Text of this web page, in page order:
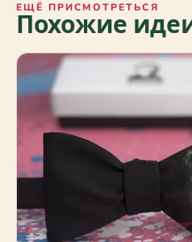
ЕЩЁ ПРИСМОТРЕТЬСЯ
Похожие